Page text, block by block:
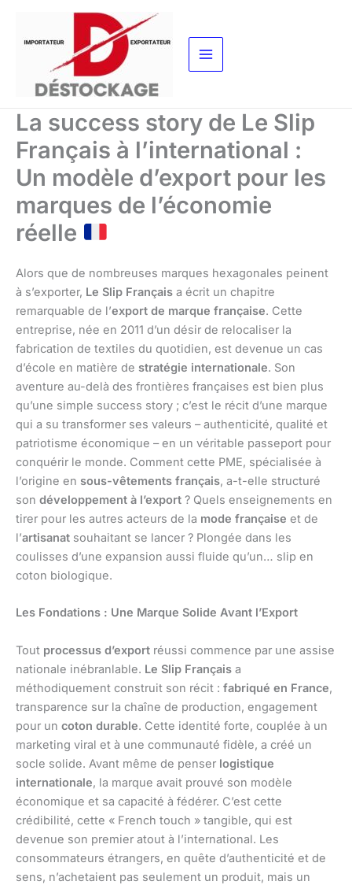
contenu
La success story de Le Slip
Français à l’international :
Un modèle d’export pour les
marques de l’économie
réelle
Alors que de nombreuses marques hexagonales peinent
à s’exporter, Le Slip Français a écrit un chapitre
remarquable de l’export de marque française. Cette
entreprise, née en 2011 d’un désir de relocaliser la
fabrication de textiles du quotidien, est devenue un cas
d’école en matière de stratégie internationale. Son
aventure au-delà des frontières françaises est bien plus
qu’une simple success story ; c’est le récit d’une marque
qui a su transformer ses valeurs – authenticité, qualité et
patriotisme économique – en un véritable passeport pour
conquérir le monde. Comment cette PME, spécialisée à
l’origine en sous-vêtements français, a-t-elle structuré
son développement à l’export ? Quels enseignements en
tirer pour les autres acteurs de la mode française et de
l’artisanat souhaitant se lancer ? Plongée dans les
coulisses d’une expansion aussi fluide qu’un… slip en
coton biologique.
Les Fondations : Une Marque Solide Avant l’Export
Tout processus d’export réussi commence par une assise
nationale inébranlable. Le Slip Français a
méthodiquement construit son récit : fabriqué en France,
transparence sur la chaîne de production, engagement
pour un coton durable. Cette identité forte, couplée à un
marketing viral et à une communauté fidèle, a créé un
socle solide. Avant même de penser logistique
internationale, la marque avait prouvé son modèle
économique et sa capacité à fédérer. C’est cette
crédibilité, cette « French touch » tangible, qui est
devenue son premier atout à l’international. Les
consommateurs étrangers, en quête d’authenticité et de
sens, n’achetaient pas seulement un produit, mais un